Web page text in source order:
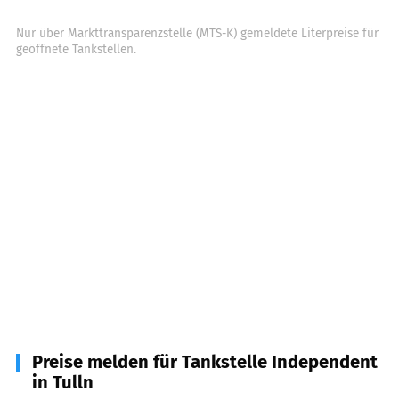
Nur über Markttransparenzstelle (MTS-K) gemeldete Literpreise für
geöffnete Tankstellen.
Preise melden für Tankstelle Independent
in Tulln